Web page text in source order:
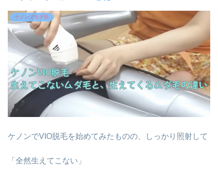
ケノンでモテ肌
ケノンでVIO脱毛を始めてみたものの、しっかり照射して
「全然生えてこない」